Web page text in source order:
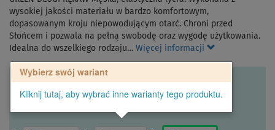
wysokiej jakości materiału w bardzo komfortowym,
dopasowanym kroju niepowodującym otarć. Chroni przed
Słońcem i pozwala na pełną swobodę oraz wygodę użytkowania.
Idealna do wszelkiego rodzaju… Więcej informacji
Wybierz swój wariant
Kliknij tutaj, aby wybrać inne warianty tego produktu.